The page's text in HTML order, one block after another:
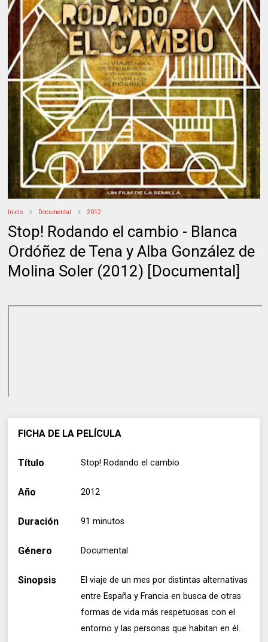
Inicio Documental 2012
Stop! Rodando el cambio - Blanca
Ordóñez de Tena y Alba González de
Molina Soler (2012) [Documental]
FICHA DE LA PELÍCULA
Título Stop! Rodando el cambio
Año 2012
Duración 91 minutos
Género Documental
Sinopsis
El viaje de un mes por distintas alternativas
entre España y Francia en busca de otras
formas de vida más respetuosas con el
entorno y las personas que habitan en él.